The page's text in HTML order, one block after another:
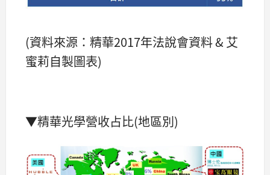
(資料來源：精華2017年法說會資料 & 艾
蜜莉自製圖表)
▼精華光學營收占比(地區別)